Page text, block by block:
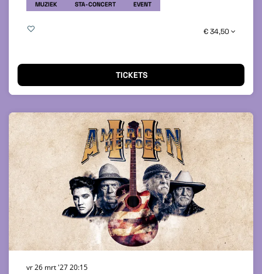
MUZIEK STA-CONCERT EVENT
€ 34,50
TICKETS
vr 26 mrt '2720:15